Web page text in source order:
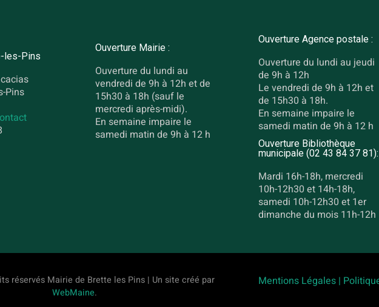
les-Pins
Pins
Ouverture Mairie :
Ouverture du lundi au
vendredi de 9h à 12h et de
15h30 à 18h (sauf le
mercredi après-midi).
En semaine impaire le
samedi matin de 9h à 12 h
Ouverture Agence postale :
Ouverture du lundi au jeudi
de 9h à 12h
Le vendredi de 9h à 12h et
de 15h30 à 18h.
En semaine impaire le
samedi matin de 9h à 12 h
Ouverture Bibliothèque
municipale (02 43 84 37 81):
Mardi 16h-18h, mercredi
10h-12h30 et 14h-18h,
samedi 10h-12h30 et 1er
dimanche du mois 11h-12h
réservés Mairie de Brette les Pins | Un site créé par
WebMaine.
Mentions Légales |